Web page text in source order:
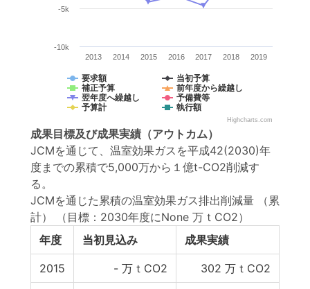
要求額
当初予算
補正予算
前年度から繰越し
翌年度へ繰越し
予備費等
予算計
執行額
2013 2014 2015 2016 2017 2018 2019
-10k
-5k
Highcharts.com
成果目標及び成果実績 （アウトカム）
JCMを通じて、温室効果ガスを平成42(2030)年
度までの累積で5,000万から１億t-CO2削減す
る。
JCMを通じた累積の温室効果ガス排出削減量 （累
計）
（目標：2030年度にNone 万ｔCO2）
年度
当初見込み 成果実績
2015 - 万ｔCO2 302 万ｔCO2